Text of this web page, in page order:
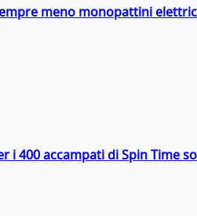
meno monopattini
i 400 accampati di Spin Time